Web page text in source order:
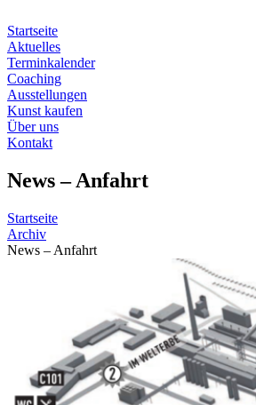
Inhalt
springen
Startseite
Aktuelles
Terminkalender
Coaching
Ausstellungen
Kunst kaufen
Über uns
Kontakt
News – Anfahrt
Startseite
Archiv
News – Anfahrt